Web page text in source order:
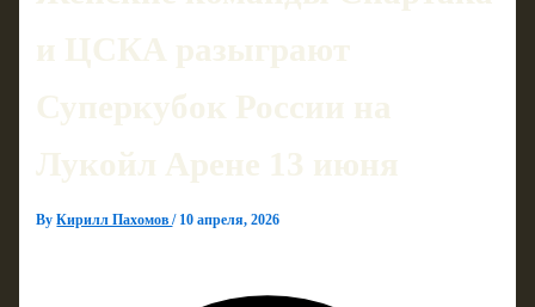
и ЦСКА разыграют
Суперкубок России на
Лукойл Арене 13 июня
ByКирилл Пахомов/ 10 апреля, 2026